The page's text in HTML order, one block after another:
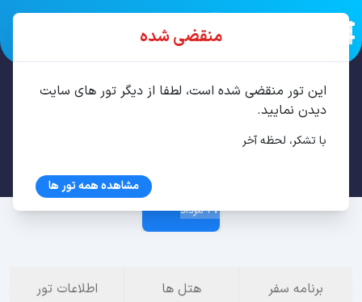
27 مرداد
برنامه سفر هتل ها اطلاعات تور
منقضی شده
این تور منقضی شده است، لطفا از دیگر تور های سایت
دیدن نمایید.
با تشکر، لحظه آخر
مشاهده همه تور ها